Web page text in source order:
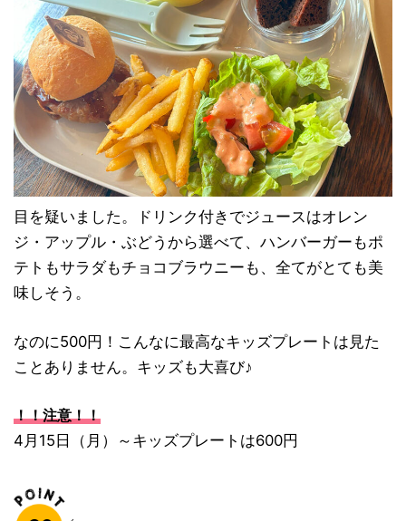
目を疑いました。ドリンク付きでジュースはオレン
ジ・アップル・ぶどうから選べて、ハンバーガーもポ
テトもサラダもチョコブラウニーも、全てがとても美
味しそう。
なのに500円！こんなに最高なキッズプレートは見た
ことありません。キッズも大喜び♪
！！注意！！
4月15日（月）～キッズプレートは600円